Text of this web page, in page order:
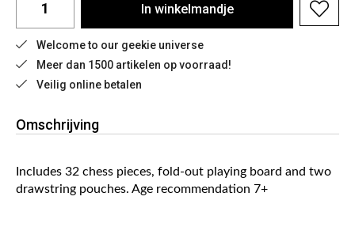
In winkelmandje
Welcome to our geekie universe
Meer dan 1500 artikelen op voorraad!
Veilig online betalen
Omschrijving
Includes 32 chess pieces, fold-out playing board and two
drawstring pouches. Age recommendation 7+